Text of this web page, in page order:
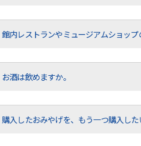
館内レストランやミュージアムショッ
お酒は飲めますか。
購入したおみやげを、もう一つ購入した